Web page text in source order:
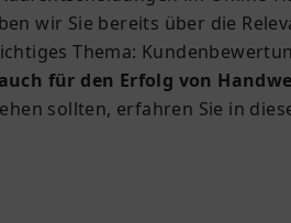
wir Sie bereits über die
Thema:
für den Erfolg von
sollten, erfahren Sie in